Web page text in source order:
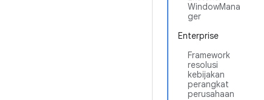
WindowMana
ger
Enterprise
Framework
resolusi
kebijakan
perangkat
perusahaan